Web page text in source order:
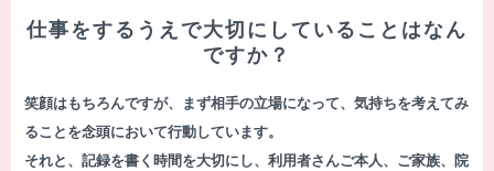
仕事をするうえで大切にしていることはなん
ですか？
笑顔はもちろんですが、まず相手の立場になって、気持ちを考えてみ
ることを念頭において行動しています。
それと、記録を書く時間を大切にし、利用者さんご本人、ご家族、院